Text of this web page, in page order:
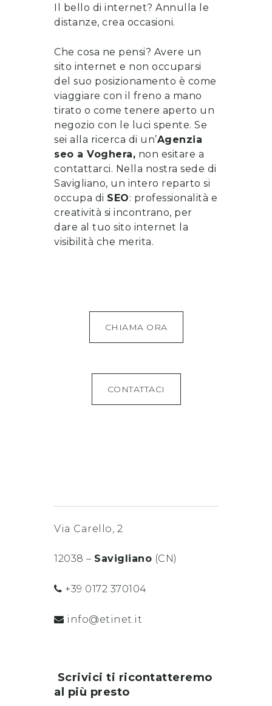
Il bello di internet? Annulla le
distanze, crea occasioni.
Che cosa ne pensi? Avere un
sito internet e non occuparsi
del suo posizionamento è come
viaggiare con il freno a mano
tirato o come tenere aperto un
negozio con le luci spente. Se
sei alla ricerca di un’Agenzia
seo a Voghera, non esitare a
contattarci. Nella nostra sede di
Savigliano, un intero reparto si
occupa di SEO: professionalità e
creatività si incontrano, per
dare al tuo sito internet la
visibilità che merita.
CHIAMA ORA
CONTATTACI
Via Carello, 2
12038 – Savigliano (CN)
+39 0172 370104
info@etinet.it
Scrivici ti ricontatteremo
al più presto